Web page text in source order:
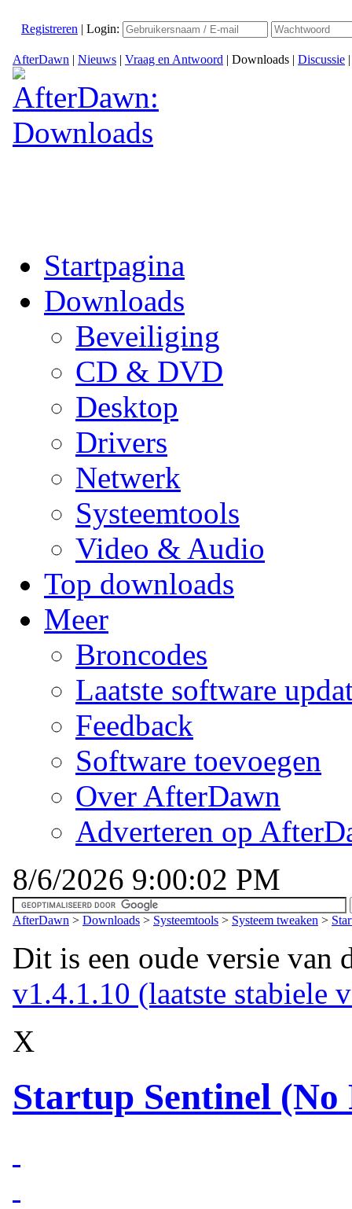
Registreren | Login:
AfterDawn | Nieuws | Vraag en Antwoord | Downloads | Discussie
Startpagina
Downloads
Beveiliging
CD & DVD
Desktop
Drivers
Netwerk
Systeemtools
Video & Audio
Top downloads
Meer
Broncodes
Laatste software
Feedback
Software toevoegen
Over AfterDawn
Adverteren op
8/6/2026 9:00:02 PM
AfterDawn > Downloads > Systeemtools > Systeem tweaken >
Dit is een oude versie van
v1.4.1.10 (laatste stabiele
X
Startup Sentinel (No